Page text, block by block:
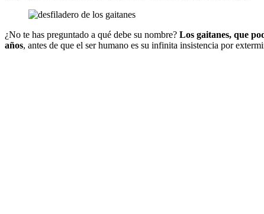
¿No te has preguntado a qué debe su nombre? Los gaitanes, que
años, antes de que el ser humano es su infinita insistencia por